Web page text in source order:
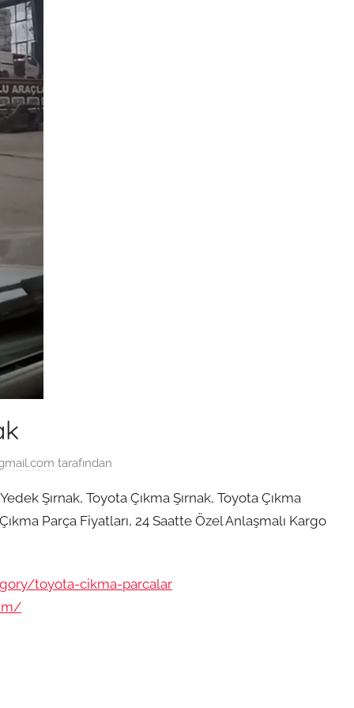
tarafından
Şırnak, Toyota Çıkma Şırnak, Toyota Çıkma
Parça Fiyatları, 24 Saatte Özel Anlaşmalı Kargo
toyota-cikma-parcalar